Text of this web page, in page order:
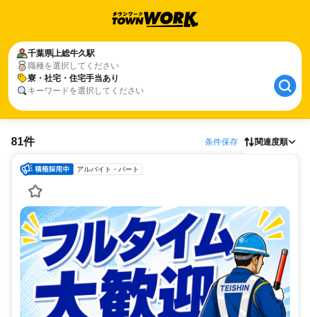
千葉県上総牛久駅
職種を選択してください
寮・社宅・住宅手当あり
キーワードを選択してください
81件 条件保存 関連度順
アルバイト・パート